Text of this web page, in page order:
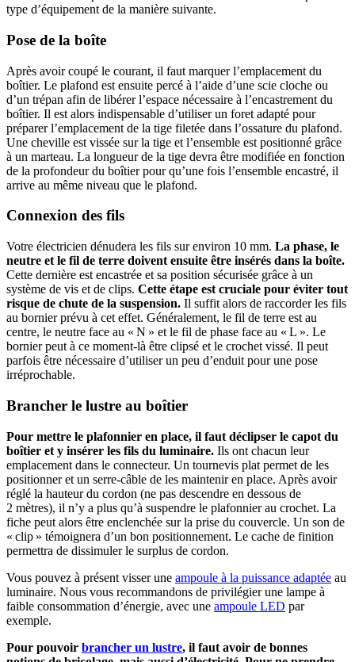
type d’équipement de la manière suivante.
Pose de la boîte
Après avoir coupé le courant, il faut marquer l’emplacement du
boîtier. Le plafond est ensuite percé à l’aide d’une scie cloche ou
d’un trépan afin de libérer l’espace nécessaire à l’encastrement du
boîtier. Il est alors indispensable d’utiliser un foret adapté pour
préparer l’emplacement de la tige filetée dans l’ossature du plafond.
Une cheville est vissée sur la tige et l’ensemble est positionné grâce
à un marteau. La longueur de la tige devra être modifiée en fonction
de la profondeur du boîtier pour qu’une fois l’ensemble encastré, il
arrive au même niveau que le plafond.
Connexion des fils
Votre électricien dénudera les fils sur environ 10 mm. La phase, le
neutre et le fil de terre doivent ensuite être insérés dans la boîte.
Cette dernière est encastrée et sa position sécurisée grâce à un
système de vis et de clips. Cette étape est cruciale pour éviter tout
risque de chute de la suspension. Il suffit alors de raccorder les fils
au bornier prévu à cet effet. Généralement, le fil de terre est au
centre, le neutre face au « N » et le fil de phase face au « L ». Le
bornier peut à ce moment-là être clipsé et le crochet vissé. Il peut
parfois être nécessaire d’utiliser un peu d’enduit pour une pose
irréprochable.
Brancher le lustre au boîtier
Pour mettre le plafonnier en place, il faut déclipser le capot du
boîtier et y insérer les fils du luminaire. Ils ont chacun leur
emplacement dans le connecteur. Un tournevis plat permet de les
positionner et un serre-câble de les maintenir en place. Après avoir
réglé la hauteur du cordon (ne pas descendre en dessous de
2 mètres), il n’y a plus qu’à suspendre le plafonnier au crochet. La
fiche peut alors être enclenchée sur la prise du couvercle. Un son de
« clip » témoignera d’un bon positionnement. Le cache de finition
permettra de dissimuler le surplus de cordon.
Vous pouvez à présent visser une ampoule à la puissance adaptée au
luminaire. Nous vous recommandons de privilégier une lampe à
faible consommation d’énergie, avec une ampoule LED par
exemple.
Pour pouvoir brancher un lustre, il faut avoir de bonnes